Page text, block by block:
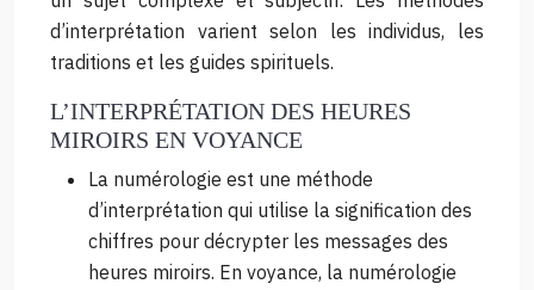
d’interprétation varient selon les individus, les
traditions et les guides spirituels.
L’INTERPRÉTATION DES HEURES
MIROIRS EN VOYANCE
La numérologie est une méthode
d’interprétation qui utilise la signification des
chiffres pour décrypter les messages des
heures miroirs. En voyance, la numérologie